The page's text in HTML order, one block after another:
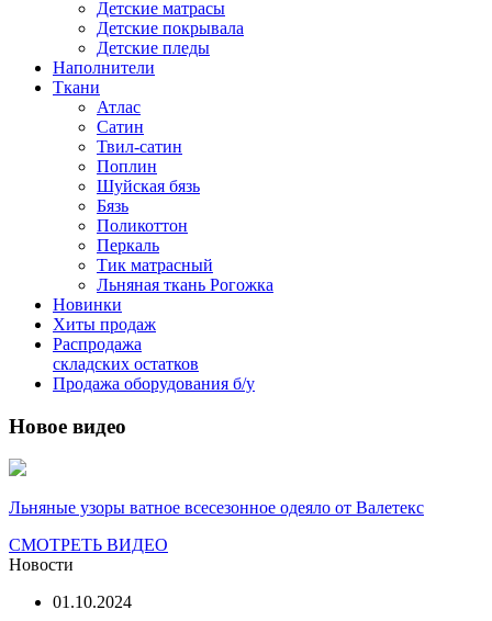
Детские матрасы
Детские покрывала
Детские пледы
Наполнители
Ткани
Атлас
Сатин
Твил-сатин
Поплин
Шуйская бязь
Бязь
Поликоттон
Перкаль
Тик матрасный
Льняная ткань Рогожка
Новинки
Хиты продаж
Распродажа
складских остатков
Продажа оборудования б/у
Новое видео
Льняные узоры ватное всесезонное одеяло от Валетекс
СМОТРЕТЬ ВИДЕО
Новости
01.10.2024